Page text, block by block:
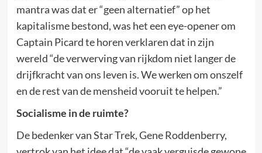
mantra was dat er “geen alternatief” op het
kapitalisme bestond, was het een eye-opener om
Captain Picard te horen verklaren dat in zijn
wereld “de verwerving van rijkdom niet langer de
drijfkracht van ons leven is. We werken om onszelf
en de rest van de mensheid vooruit te helpen.”
Socialisme in de ruimte?
De bedenker van Star Trek, Gene Roddenberry,